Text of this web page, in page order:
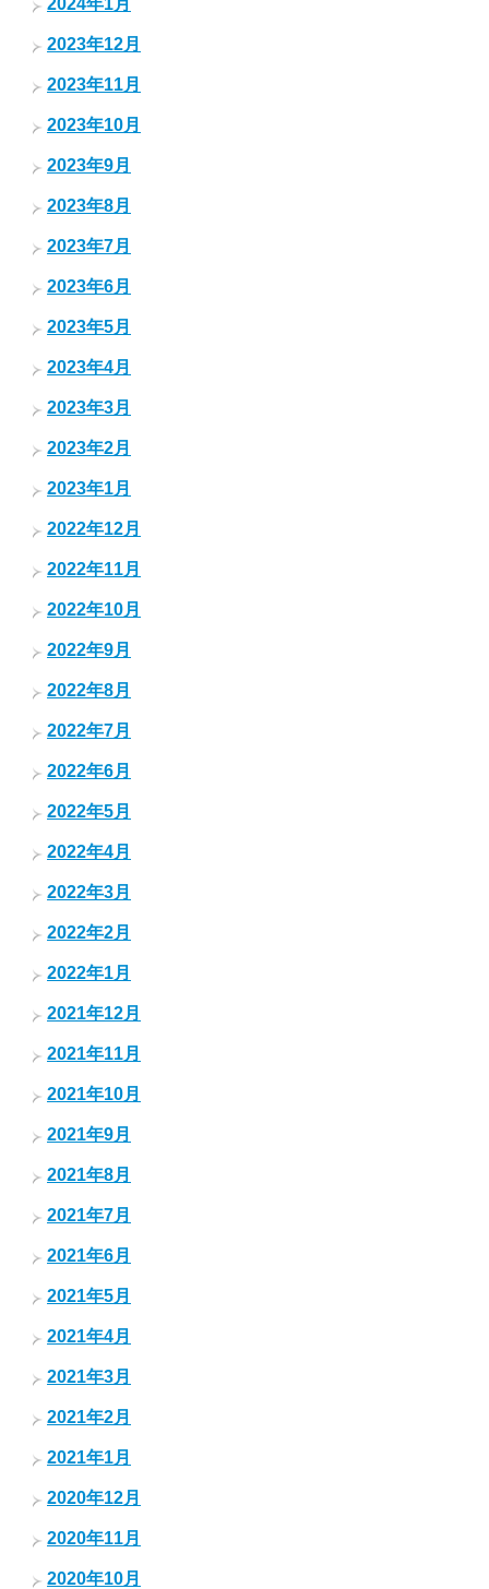
2023年12月
2023年11月
2023年10月
2023年9月
2023年8月
2023年7月
2023年6月
2023年5月
2023年4月
2023年3月
2023年2月
2023年1月
2022年12月
2022年11月
2022年10月
2022年9月
2022年8月
2022年7月
2022年6月
2022年5月
2022年4月
2022年3月
2022年2月
2022年1月
2021年12月
2021年11月
2021年10月
2021年9月
2021年8月
2021年7月
2021年6月
2021年5月
2021年4月
2021年3月
2021年2月
2021年1月
2020年12月
2020年11月
2020年10月